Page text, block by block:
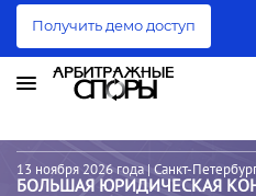
Получить демо доступ
13 ноября 2026 года | Санкт-
БОЛЬШАЯ ЮРИДИЧЕСКАЯ